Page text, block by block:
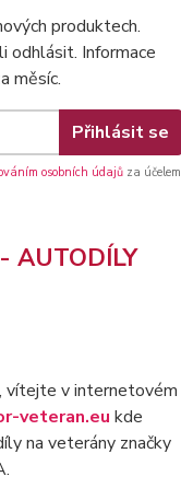
produktech.
odhlásit. Informace
měsíc.
Přihlásit se
osobních údajů za účelem
AUTODÍLY
, vítejte v internetovém
veteran.eu kde
na veterány značky